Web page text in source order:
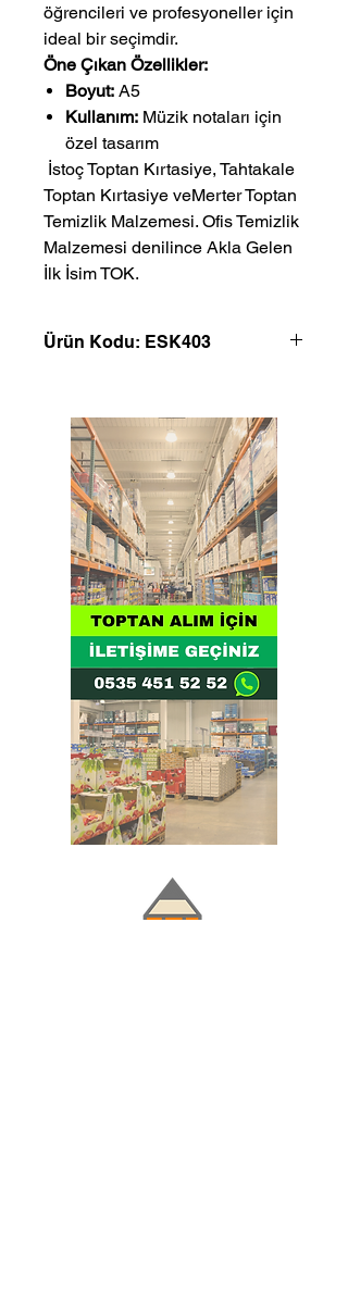
öğrencileri ve profesyoneller için
ideal bir seçimdir.
Öne Çıkan Özellikler:
Boyut: A5
Kullanım: Müzik notaları için
özel tasarım
Toptan Kırtasiye veMerter Toptan
Temizlik Malzemesi. Ofis Temizlik
Malzemesi denilince Akla Gelen
İlk İsim TOK.
Ürün Kodu: ESK403